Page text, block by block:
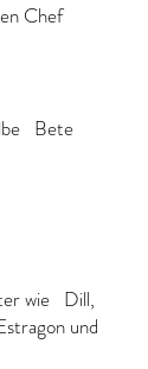
Chef
Bete
wie Dill,
und